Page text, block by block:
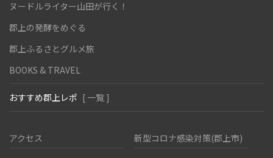
ヌードルライター山田が行く！
郡上の発酵をめぐる
郡上ふるさとグルメ旅
BOOKS & TRAVEL
おすすめ郡上レポ [ 一覧 ]
アクセス 新型コロナ感染対策(郡上市)